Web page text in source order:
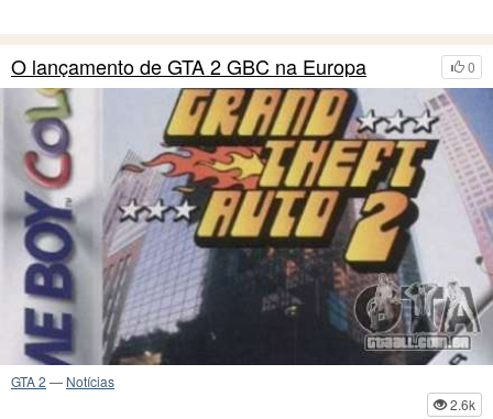
0
O lançamento de GTA 2 GBC na Europa
GTA 2 — Notícias
2.6k